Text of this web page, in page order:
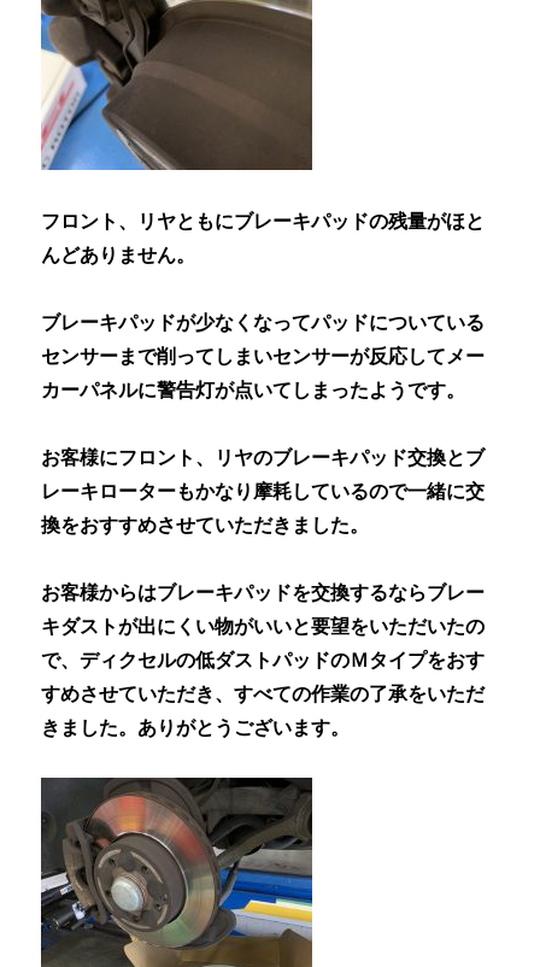
フロント、リヤともにブレーキパッドの残量がほと
んどありません。
ブレーキパッドが少なくなってパッドについている
センサーまで削ってしまいセンサーが反応してメー
カーパネルに警告灯が点いてしまったようです。
お客様にフロント、リヤのブレーキパッド交換とブ
レーキローターもかなり摩耗しているので一緒に交
換をおすすめさせていただきました。
お客様からはブレーキパッドを交換するならブレー
キダストが出にくい物がいいと要望をいただいたの
で、ディクセルの低ダストパッドのＭタイプをおす
すめさせていただき、すべての作業の了承をいただ
きました。ありがとうございます。